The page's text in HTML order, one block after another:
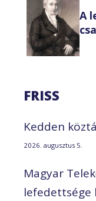
A
FRISS
Kedden
2026. augusztus 5.
Magyar
lefedettsége